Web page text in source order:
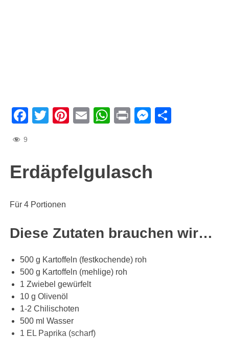
Facebook
TwitterPinterest
EmailWhatsApp
Print
9
Erdäpfelgulasch
Für 4 Portionen
Diese Zutaten brauchen wir…
500 g Kartoffeln (festkochende) roh
500 g Kartoffeln (mehlige) roh
1 Zwiebel gewürfelt
10 g Olivenöl
1-2 Chilischoten
500 ml Wasser
1 EL Paprika (scharf)